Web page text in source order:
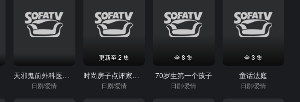
天邪鬼前外科医生杀手最后的战斗
日剧/爱情
更新至 2 集
时尚房子点评家时尚子2
日剧/爱情
全 8 集
70岁生第一个孩子
日剧/爱情
全 3 集
童话法庭
日剧/爱情